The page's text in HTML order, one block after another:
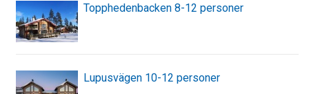
Topphedenbacken 8-12 personer
Lupusvägen 10-12 personer